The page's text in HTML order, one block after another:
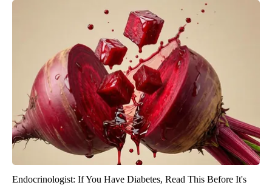
Endocrinologist: If You Have Diabetes, Read This Before It's